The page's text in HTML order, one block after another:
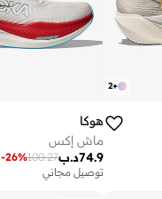
+
2
هوكا
ماش إكس
د.ب74.9
100.27
-26%
توصيل مجاني